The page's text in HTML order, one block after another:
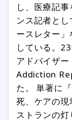
特定の
促進を
事実に
書いて
公序良
含む場
個人情
メール
がある
し、医療記
ンス記者と
ースレター
している。
アドバイザ
Addiction
た。 単著に
死、ケアの
ストランの